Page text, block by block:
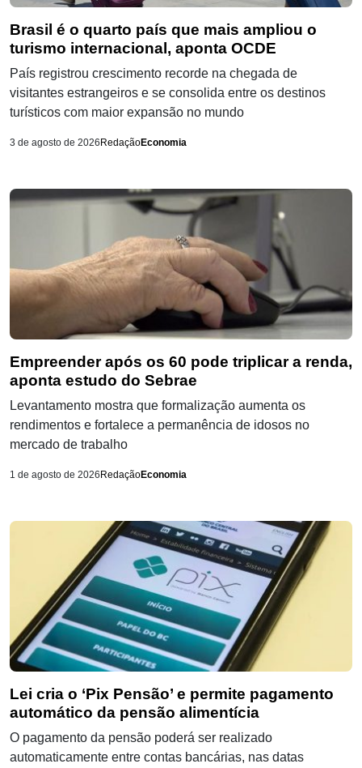
Brasil é o quarto país que mais ampliou o
turismo internacional, aponta OCDE
País registrou crescimento recorde na chegada de
visitantes estrangeiros e se consolida entre os destinos
turísticos com maior expansão no mundo
3 de agosto de 2026 RedaçãoEconomia
Empreender após os 60 pode triplicar a renda,
aponta estudo do Sebrae
Levantamento mostra que formalização aumenta os
rendimentos e fortalece a permanência de idosos no
mercado de trabalho
1 de agosto de 2026 RedaçãoEconomia
Lei cria o ‘Pix Pensão’ e permite pagamento
automático da pensão alimentícia
O pagamento da pensão poderá ser realizado
automaticamente entre contas bancárias, nas datas